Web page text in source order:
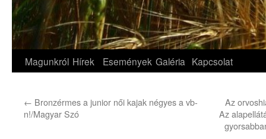
Magunkról Hírek Események Galéria Kapcsolat
← Bronzérmes a junior női kajak négyes a vb-
n!/Magyar Szó
Az
Az